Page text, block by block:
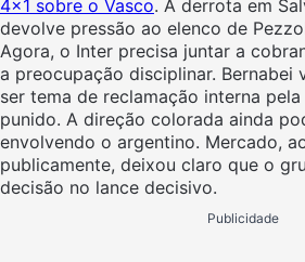
4×1 sobre o Vasco. A derrota em
devolve pressão ao elenco de
Agora, o Inter precisa juntar a
a preocupação disciplinar. Bernabei
ser tema de reclamação interna
punido. A direção colorada ainda
envolvendo o argentino. Mercado,
publicamente, deixou claro que o
decisão no lance decisivo.
Publicidade